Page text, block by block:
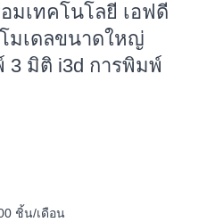
มเทคโนโลยี เอฟดี
มเดลขนาดใหญ่
3 มิติ i3d การพิมพ์
ชิ้น/เดือน